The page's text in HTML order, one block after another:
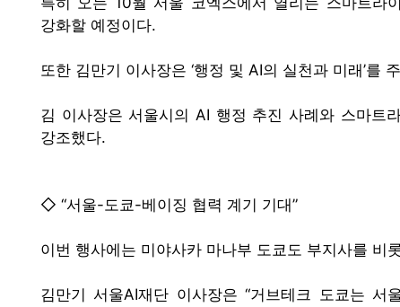
강화할 예정이다.
또한 김만기 이사장은 ‘행정 및 AI의 실천과 미래’
김 이사장은 서울시의 AI 행정 추진 사례와 스마트
강조했다.
◇ “서울-도쿄-베이징 협력 계기 기대”
이번 행사에는 미야사카 마나부 도쿄도 부지사를 비
김만기 서울AI재단 이사장은 “거브테크 도쿄는